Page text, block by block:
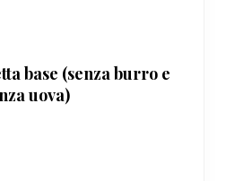
base (senza burro e
uova)